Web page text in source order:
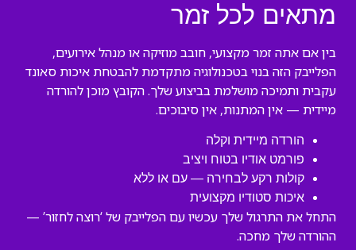
מתאים לכל זמר
בין אם אתה זמר מקצועי, חובב מוזיקה או מנהל אירועים,
הפלייבק הזה בנוי בטכנולוגיה מתקדמת להבטחת איכות סאונד
עקבית ותמיכה מושלמת בביצוע שלך. הקובץ מוכן להורדה
מיידית — אין המתנות, אין סיבוכים.
הורדה מיידית וקלה
פורמט אודיו בטוח ויציב
קולות רקע לבחירה — עם או ללא
איכות סטודיו מקצועית
התחל את התרגול שלך עכשיו עם הפלייבק של ‘רוצה לחזור’ —
ההורדה שלך מחכה.